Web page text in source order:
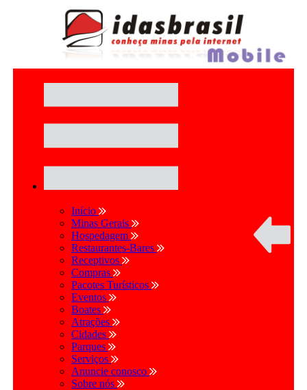
Início
Minas Gerais
Hospedagem
Restaurantes-Bares
Receptivos
Compras
Pacotes Turísticos
Eventos
Boates
Atrações
Cidades
Parques
Serviços
Anuncie conosco
Sobre nós